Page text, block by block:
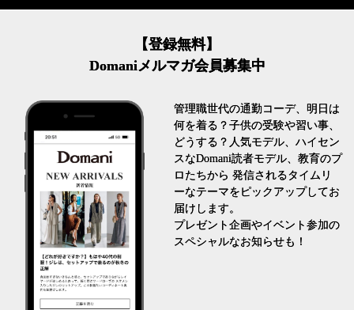
【登録無料】
Domaniメルマガ会員募集中
管理職世代の通勤コーデ、明日は
何を着る？子供の受験や習い事、
どうする？人気モデル、ハイセン
スなDomani読者モデル、教育のプ
ロたちから 発信されるタイムリ
ーなテーマをピックアップしてお
届けします。
プレゼント企画やイベント参加の
スペシャルなお知らせも！